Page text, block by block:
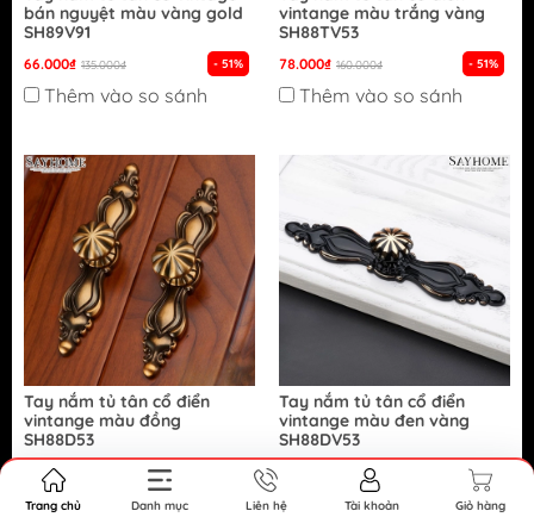
bán nguyệt màu vàng gold
SH89V91
66.000₫ 135.000₫ - 51%
Thêm vào so sánh
vintange màu trắng vàng
SH88TV53
78.000₫ 160.000₫ - 51%
Thêm vào so sánh
Tay nắm tủ tân cổ điển
vintange màu đồng
SH88D53
86.000₫
Thêm vào so sánh
Tay nắm tủ tân cổ điển
vintange màu đen vàng
SH88DV53
160.000₫ - 51%
Thêm vào so sánh
Trang chủ Danh mục Liên hệ Tài khoản Giỏ hàng